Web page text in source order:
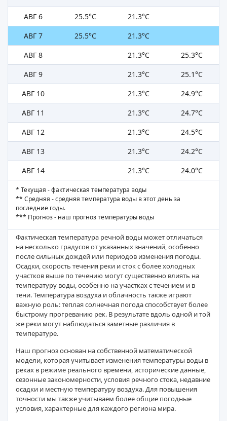
АВГ 6
25.5°C
21.3°C
АВГ 7
25.5°C
21.3°C
АВГ 8
21.3°C
25.3°C
АВГ 9
21.3°C
25.1°C
АВГ 10
21.3°C
24.9°C
АВГ 11
21.3°C
24.7°C
АВГ 12
21.3°C
24.5°C
АВГ 13
21.3°C
24.2°C
АВГ 14
21.3°C 24.0°C
* Текущая - фактическая температура воды
** Средняя - средняя температура воды в этот день за
последние годы.
*** Прогноз - наш прогноз температуры воды
Фактическая температура речной воды может отличаться
на несколько градусов от указанных значений, особенно
после сильных дождей или периодов изменения погоды.
Осадки, скорость течения реки и сток с более холодных
участков выше по течению могут существенно влиять на
температуру воды, особенно на участках с течением и в
тени. Температура воздуха и облачность также играют
важную роль: теплая солнечная погода способствует более
быстрому прогреванию рек. В результате вдоль одной и той
же реки могут наблюдаться заметные различия в
температуре.
Наш прогноз основан на собственной математической
модели, которая учитывает изменения температуры воды в
реках в режиме реального времени, исторические данные,
сезонные закономерности, условия речного стока, недавние
осадки и местную температуру воздуха. Для повышения
точности мы также учитываем более общие погодные
условия, характерные для каждого региона мира.